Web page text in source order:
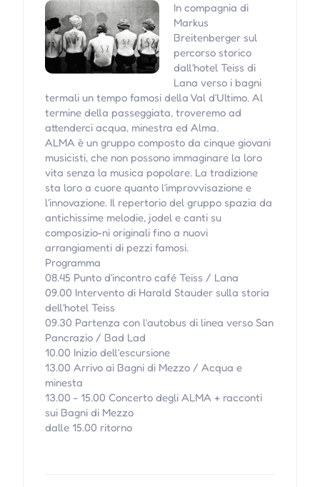
In compagnia di
Markus
Breitenberger sul
percorso storico
dall‘hotel Teiss di
Lana verso i bagni
termali un tempo famosi della Val d‘Ultimo. Al
termine della passeggiata, troveremo ad
attenderci acqua, minestra ed Alma.
ALMA è un gruppo composto da cinque giovani
musicisti, che non possono immaginare la loro
vita senza la musica popolare. La tradizione
sta loro a cuore quanto l‘improvvisazione e
l‘innovazione. Il repertorio del gruppo spazia da
antichissime melodie, jodel e canti su
composizio-ni originali fino a nuovi
arrangiamenti di pezzi famosi.
Programma
08.45 Punto d‘incontro café Teiss / Lana
09.00 Intervento di Harald Stauder sulla storia
dell‘hotel Teiss
09.30 Partenza con l‘autobus di linea verso San
Pancrazio / Bad Lad
10.00 Inizio dell‘escursione
13.00 Arrivo ai Bagni di Mezzo / Acqua e
minesta
13.00 - 15.00 Concerto degli ALMA + racconti
sui Bagni di Mezzo
dalle 15.00 ritorno